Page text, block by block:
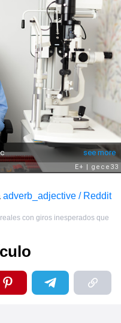
adverb_adjective / Reddit
con giros inesperados que